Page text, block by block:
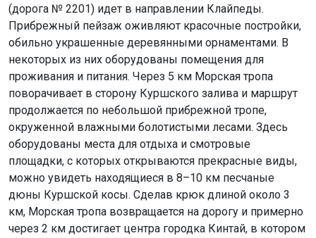
(дорога № 2201) идет в направлении Клайпеды.
Прибрежный пейзаж оживляют красочные постройки,
обильно украшенные деревянными орнаментами. В
некоторых из них оборудованы помещения для
проживания и питания. Через 5 км Морская тропа
поворачивает в сторону Куршского залива и маршрут
продолжается по небольшой прибрежной тропе,
окруженной влажными болотистыми лесами. Здесь
оборудованы места для отдыха и смотровые
площадки, с которых открываются прекрасные виды,
можно увидеть находящиеся в 8–10 км песчаные
дюны Куршской косы. Сделав крюк длиной около 3
км, Морская тропа возвращается на дорогу и примерно
через 2 км достигает центра городка Кинтай, в котором